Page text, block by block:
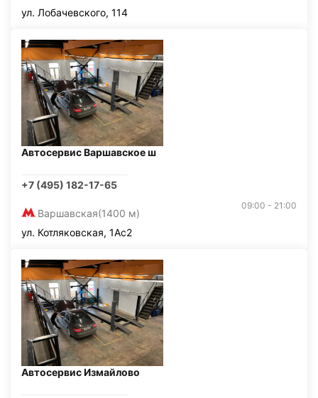
ул. Лобачевского, 114
Автосервис Варшавское ш
+7 (495) 182-17-65
Варшавская(1400 м)
09:00 - 21:00
ул. Котляковская, 1Ас2
Автосервис Измайлово